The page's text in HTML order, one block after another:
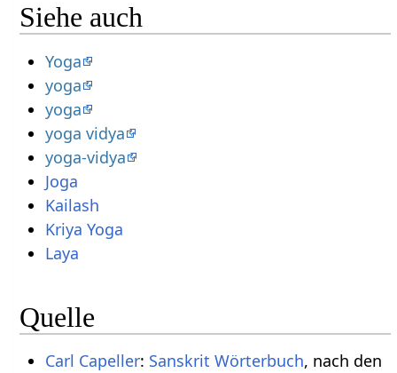
Siehe auch
Yoga
yoga
yoga
yoga vidya
yoga-vidya
Joga
Kailash
Kriya Yoga
Laya
Quelle
Carl Capeller: Sanskrit Wörterbuch, nach den